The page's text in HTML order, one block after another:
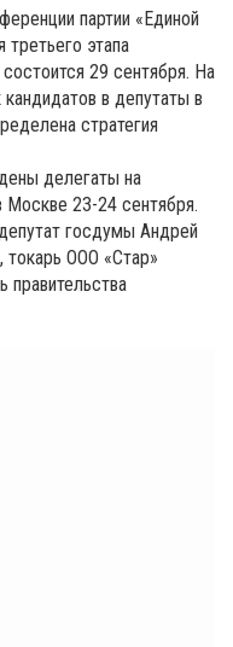
партии «Единой
третьего этапа
29 сентября. На
в депутаты в
стратегия
делегаты на
Москве 23-24 сентября.
госдумы Андрей
ООО «Стар»
правительства